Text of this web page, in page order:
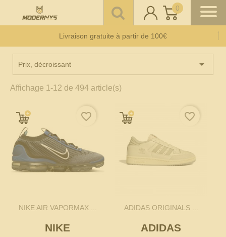
0
Prix, décroissant 
Affichage 1-12 de 494 article(s)
NIKE AIR VAPORMAX ...
NIKE
favorite_border
ADIDAS ORIGINALS ...
ADIDAS
favorite_border